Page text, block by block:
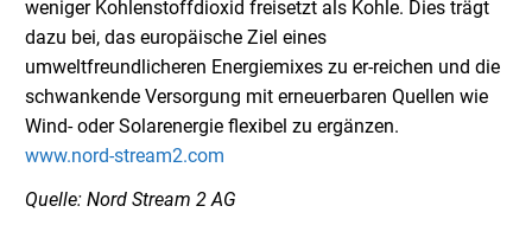
weniger Kohlenstoffdioxid freisetzt als Kohle. Dies trägt
dazu bei, das europäische Ziel eines
umweltfreundlicheren Energiemixes zu er-reichen und die
schwankende Versorgung mit erneuerbaren Quellen wie
Wind- oder Solarenergie flexibel zu ergänzen.
www.nord-stream2.com
Quelle: Nord Stream 2 AG